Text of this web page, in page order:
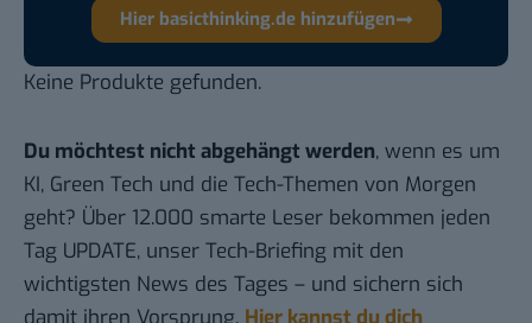
Hier basicthinking.de hinzufügen
Keine Produkte gefunden.
Du möchtest nicht abgehängt werden, wenn es um
KI, Green Tech und die Tech-Themen von Morgen
geht? Über 12.000 smarte Leser bekommen jeden
Tag UPDATE, unser Tech-Briefing mit den
wichtigsten News des Tages – und sichern sich